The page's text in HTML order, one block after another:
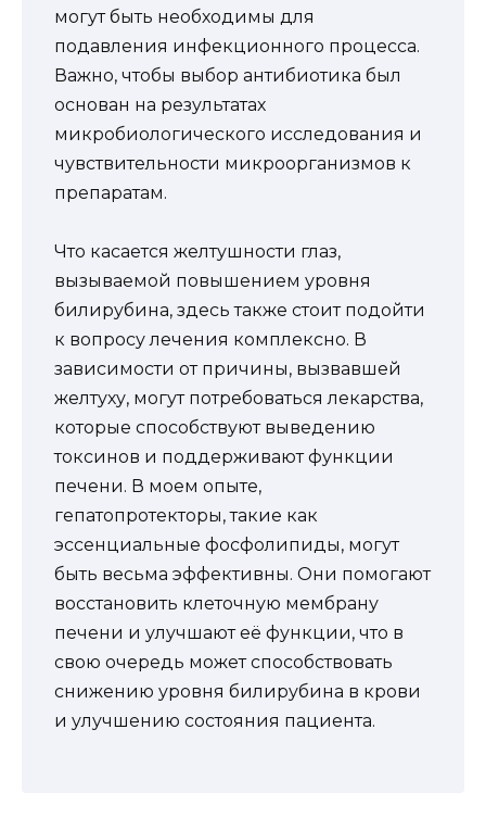
могут быть необходимы для
подавления инфекционного процесса.
Важно, чтобы выбор антибиотика был
основан на результатах
микробиологического исследования и
чувствительности микроорганизмов к
препаратам.
Что касается желтушности глаз,
вызываемой повышением уровня
билирубина, здесь также стоит подойти
к вопросу лечения комплексно. В
зависимости от причины, вызвавшей
желтуху, могут потребоваться лекарства,
которые способствуют выведению
токсинов и поддерживают функции
печени. В моем опыте,
гепатопротекторы, такие как
эссенциальные фосфолипиды, могут
быть весьма эффективны. Они помогают
восстановить клеточную мембрану
печени и улучшают её функции, что в
свою очередь может способствовать
снижению уровня билирубина в крови
и улучшению состояния пациента.